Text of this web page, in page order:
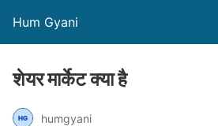
Hum Gyani
शेयर मार्केट क्या है
humgyani